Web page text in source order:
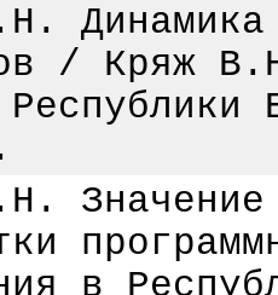
Динамика
/ Кряж
Значение
в